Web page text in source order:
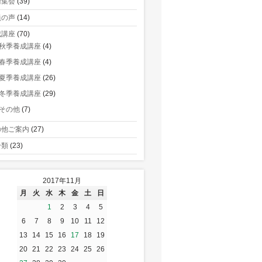
声 (14)
座 (70)
季養成講座 (4)
季養成講座 (4)
夏季養成講座 (26)
季養成講座 (29)
その他 (7)
ご案内 (27)
(23)
2017年11月
月
火 水 木 金 土
日
1
2 3 4
5
6
7 8 9 10 11
12
13
14 15 16 17 18
19
20 21 22 23 24 25
26